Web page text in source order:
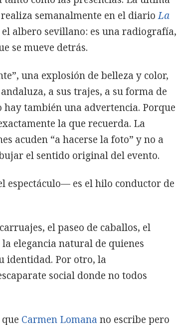
realiza semanalmente en el diarioLa
albero sevillano: es una radiografía,
se mueve detrás.
una explosión de belleza y color,
a sus trajes, a su forma de
también una advertencia. Porque
la que recuerda. La
acuden “a hacerse la foto” y no a
el sentido original del evento.
espectáculo— es el hilo conductor de
el paseo de caballos, el
elegancia natural de quienes
identidad. Por otro, la
social donde no todos
Carmen Lomana no escribe pero